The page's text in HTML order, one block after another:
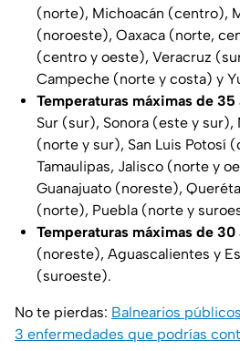
(norte), Michoacán (centro),
(noroeste), Oaxaca (norte,
(centro y oeste), Veracruz
Campeche (norte y costa) y
Temperaturas máximas de 35
Sur (sur), Sonora (este y sur),
(norte y sur), San Luis Potosí
Tamaulipas, Jalisco (norte y
Guanajuato (noreste),
(norte), Puebla (norte y
Temperaturas máximas de 30
(noreste), Aguascalientes y
(suroeste).
No te pierdas: Balnearios
3 enfermedades que podrías